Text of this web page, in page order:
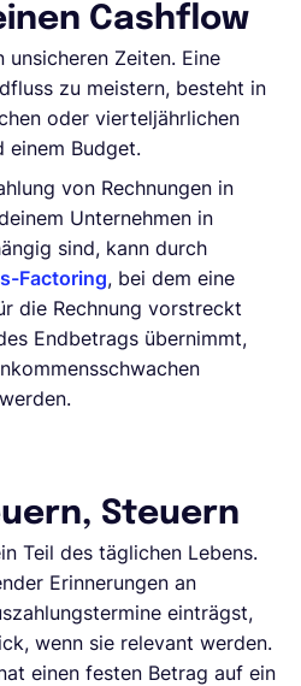
Cashflow
Zeiten. Eine
zu meistern, besteht in
oder vierteljährlichen
einem Budget.
von Rechnungen in
Unternehmen in
sind, kann durch
Factoring, bei dem eine
die Rechnung vorstreckt
Endbetrags übernimmt,
Steuern
Teil des täglichen Lebens.
Erinnerungen an
einträgst,
wenn sie relevant werden.
einen festen Betrag auf ein